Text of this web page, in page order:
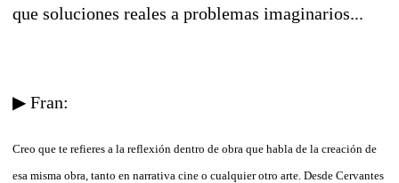
que soluciones reales a problemas imaginarios...
▶ Fran:
Creo que te refieres a la reflexión dentro de obra que habla de la creación de
esa misma obra, tanto en narrativa cine o cualquier otro arte. Desde Cervantes